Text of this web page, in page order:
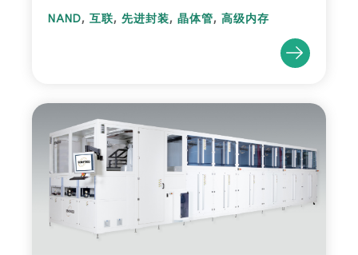
NAND, 互联, 先进封装, 晶体管, 高级内存